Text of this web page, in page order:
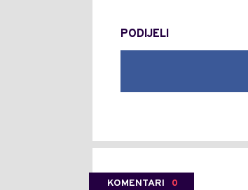
PODIJELI
KOMENTARI 0